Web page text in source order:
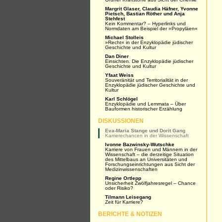
Margrit Glaser, Claudia Häfner, Yvonne
Pietsch, Bastian Röther und Anja
Stehfest
Kein Kommentar? – Hyperlinks und
Normdaten am Beispiel der »Propyläen«
Michael Stolleis
»Recht« in der Enzyklopädie jüdischer
Geschichte und Kultur
Dan Diner
Einsichten. Die Enzyklopädie jüdischer
Geschichte und Kultur
Yfaat Weiss
Souveränität und Territorialität in der
Enzyklopädie jüdischer Geschichte und
Kultur
Karl Schlögel
Enzyklopädie und Lemmata – Über
Bauformen historischer Erzählung
DISKUSSIONEN
Eva-Maria Stange und Dorit Gang
Karrierechancen in der Wissenschaft
Ivonne Bazwinsky-Wutschke
Karriere von Frauen und Männern in der
Wissenschaft – die derzeitige Situation
des Mittelbaus an Universitäten und
Forschungseinrichtungen aus Sicht der
Medizinwissenschaften
Regine Ortlepp
Unsicherheit Zwölfjahresregel – Chance
oder Risiko?
Tilmann Leisegang
Zeit für Karriere?
BERICHTE & NOTIZEN